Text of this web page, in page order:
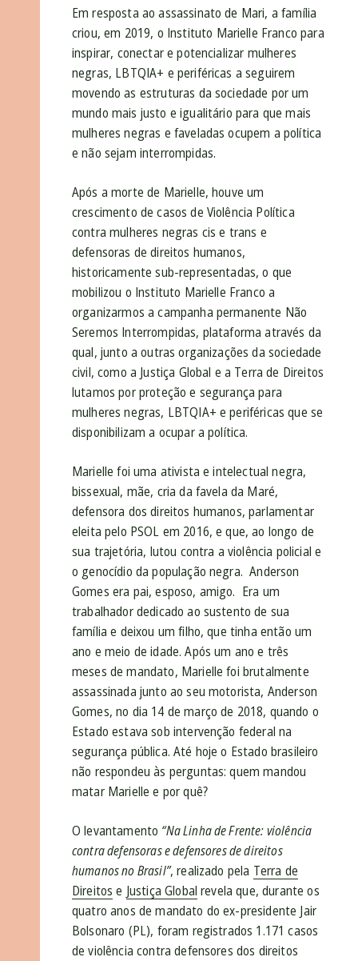
Em resposta ao assassinato de Mari, a família
criou, em 2019, o Instituto Marielle Franco para
inspirar, conectar e potencializar mulheres
negras, LBTQIA+ e periféricas a seguirem
movendo as estruturas da sociedade por um
mundo mais justo e igualitário para que mais
mulheres negras e faveladas ocupem a política
e não sejam interrompidas.
Após a morte de Marielle, houve um
crescimento de casos de Violência Política
contra mulheres negras cis e trans e
defensoras de direitos humanos,
historicamente sub-representadas, o que
mobilizou o Instituto Marielle Franco a
organizarmos a campanha permanente Não
Seremos Interrompidas, plataforma através da
qual, junto a outras organizações da sociedade
civil, como a Justiça Global e a Terra de Direitos
lutamos por proteção e segurança para
mulheres negras, LBTQIA+ e periféricas que se
disponibilizam a ocupar a política.
Marielle foi uma ativista e intelectual negra,
bissexual, mãe, cria da favela da Maré,
defensora dos direitos humanos, parlamentar
eleita pelo PSOL em 2016, e que, ao longo de
sua trajetória, lutou contra a violência policial e
o genocídio da população negra. Anderson
Gomes era pai, esposo, amigo. Era um
trabalhador dedicado ao sustento de sua
família e deixou um filho, que tinha então um
ano e meio de idade. Após um ano e três
meses de mandato, Marielle foi brutalmente
assassinada junto ao seu motorista, Anderson
Gomes, no dia 14 de março de 2018, quando o
Estado estava sob intervenção federal na
segurança pública. Até hoje o Estado brasileiro
não respondeu às perguntas: quem mandou
matar Marielle e por quê?
O levantamento “Na Linha de Frente: violência
contra defensoras e defensores de direitos
humanos no Brasil”, realizado pela Terra de
Direitos e Justiça Global revela que, durante os
quatro anos de mandato do ex-presidente Jair
Bolsonaro (PL), foram registrados 1.171 casos
de violência contra defensores dos direitos